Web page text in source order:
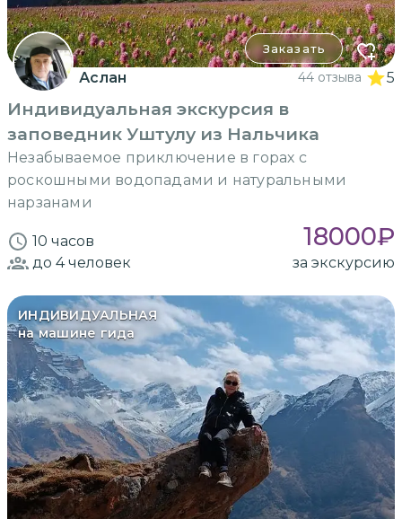
Заказать
Аслан 44 отзыва 5
Индивидуальная экскурсия в
заповедник Уштулу из Нальчика
Незабываемое приключение в горах с
роскошными водопадами и натуральными
нарзанами
10 часов 18000₽
до 4человек за экскурсию
ИНДИВИДУАЛЬНАЯ
на машине гида